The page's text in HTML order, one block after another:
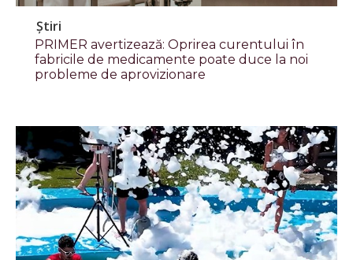
Știri
PRIMER avertizează: Oprirea curentului în
fabricile de medicamente poate duce la noi
probleme de aprovizionare